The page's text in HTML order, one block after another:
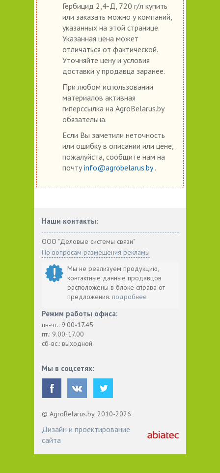
Гербицид 2,4-Д, 720 г/л купить
или заказать можно у компаний,
указанных на этой странице.
Указанная цена может
отличаться от фактической.
Уточняйте цену и условия
доставки у продавца заранее.
При любом использовании
материалов активная
гиперссылка на AgroBelarus.by
обязательна.
Если Вы заметили неточность
или ошибку в описании или цене,
пожалуйста, сообщите нам на
почту info@agrobelarus.by.
Наши контакты:
ООО "Деловые системы связи"
По вопросам размещения рекламы
Мы не реализуем продукцию,
контактные данные продавцов
расположены в блоке справа от
предложения. подробнее
Режим работы офиса:
пн-чт.: 9.00-17.45
пт.: 9.00-17.00
сб-вс.: выходной
Мы в соцсетях:
© AgroBelarus.by, 2010-2026
Дизайн и проектирование
сайта